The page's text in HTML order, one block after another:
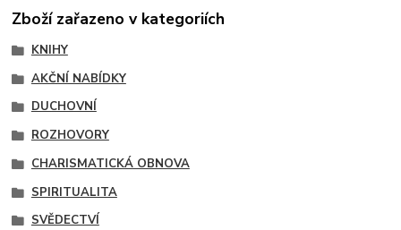
Zboží zařazeno v kategoriích
KNIHY
AKČNÍ NABÍDKY
DUCHOVNÍ
ROZHOVORY
CHARISMATICKÁ OBNOVA
SPIRITUALITA
SVĚDECTVÍ